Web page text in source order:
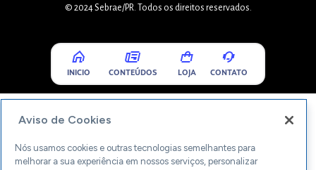
© 2024 Sebrae/PR. Todos os direitos reservados.
INICIO CONTEÚDOS LOJA CONTATO
Aviso de Cookies
Nós usamos cookies e outras tecnologias semelhantes para
melhorar a sua experiência em nossos serviços, personalizar